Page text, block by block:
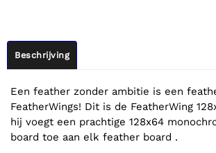
Beschrijving
Een feather zonder ambitie is een
FeatherWings! Dit is de FeatherWing
hij voegt een prachtige 128x64
board toe aan elk feather board .